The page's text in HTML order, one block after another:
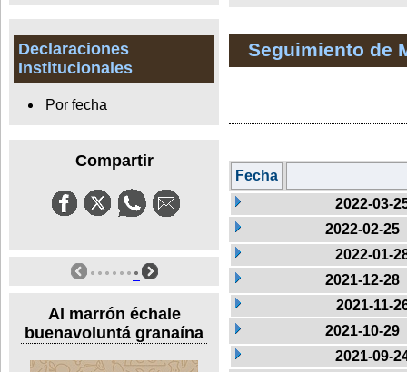
Declaraciones
Institucionales
Por fecha
Compartir
Al marrón échale
buenavoluntá granaína
Seguimiento de
Fecha
2022-03-
2022-02-25
2022-01-
2021-12-28
2021-11-
2021-10-29
2021-09-